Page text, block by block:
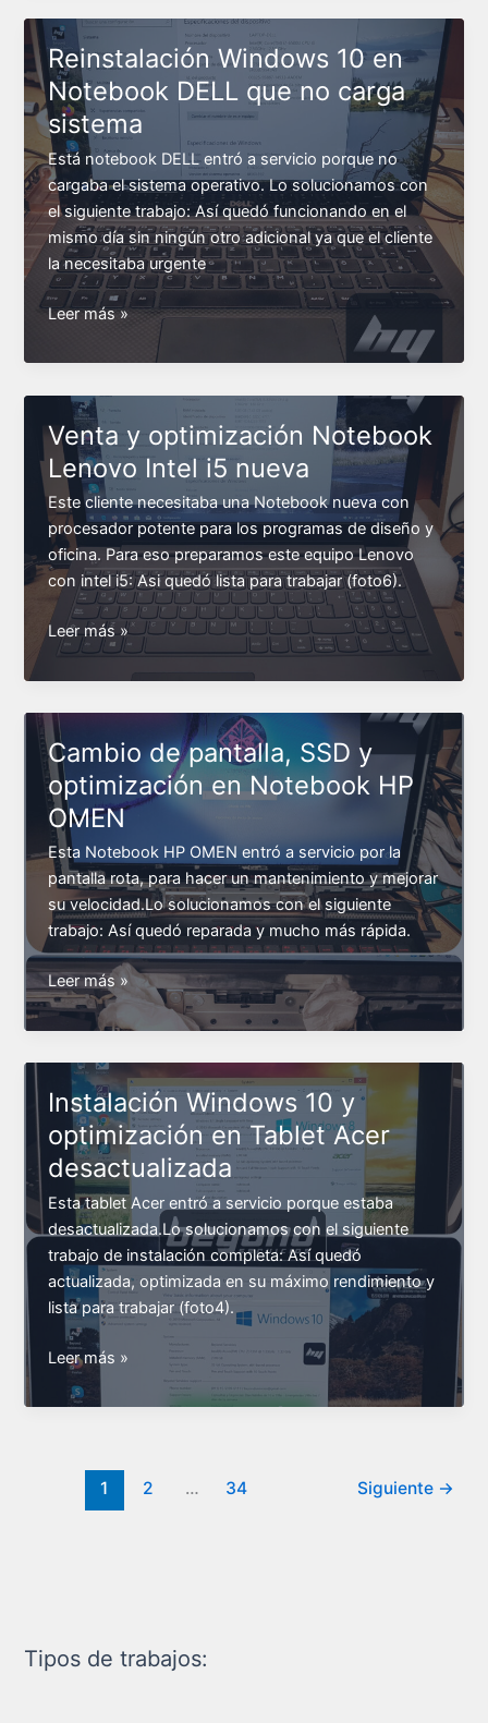
Notebook
Compaq
lento
y
que
calienta
Reinstalación Windows 10 en
Notebook DELL que no carga
sistema
Está notebook DELL entró a servicio porque no
cargaba el sistema operativo. Lo solucionamos con
el siguiente trabajo: Así quedó funcionando en el
mismo día sin ningún otro adicional ya que el cliente
la necesitaba urgente
Reinstalación
10
en
Notebook
DELL
que
no
carga
sistema
Leer más »
Venta y optimización Notebook
Lenovo Intel i5 nueva
Este cliente necesitaba una Notebook nueva con
procesador potente para los programas de diseño y
oficina. Para eso preparamos este equipo Lenovo
con intel i5: Asi quedó lista para trabajar (foto6).
Venta
optimización
Notebook
Lenovo
Intel
i5
nueva
Leer más »
Cambio de pantalla, SSD y
optimización en Notebook HP
OMEN
Esta Notebook HP OMEN entró a servicio por la
pantalla rota, para hacer un mantenimiento y mejorar
su velocidad.Lo solucionamos con el siguiente
trabajo: Así quedó reparada y mucho más rápida.
Cambio
de
pantalla,
SSD
optimización
en
Notebook
OMEN
Leer más »
Instalación Windows 10 y
optimización en Tablet Acer
desactualizada
Esta tablet Acer entró a servicio porque estaba
desactualizada.Lo solucionamos con el siguiente
trabajo de instalación completa: Así quedó
actualizada, optimizada en su máximo rendimiento y
lista para trabajar (foto4).
Instalación
Windows
10
Tablet
Leer más »
1 2 … 34 Siguiente →
Tipos de trabajos: